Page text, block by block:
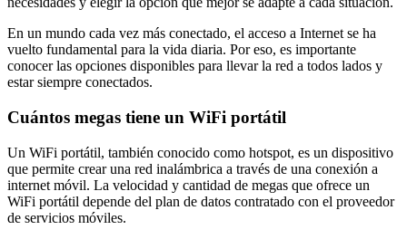
En un mundo cada vez más conectado, el acceso a Internet se ha
vuelto fundamental para la vida diaria. Por eso, es importante
conocer las opciones disponibles para llevar la red a todos lados y
estar siempre conectados.
Cuántos megas tiene un WiFi portátil
Un WiFi portátil, también conocido como hotspot, es un dispositivo
que permite crear una red inalámbrica a través de una conexión a
internet móvil. La velocidad y cantidad de megas que ofrece un
WiFi portátil depende del plan de datos contratado con el proveedor
de servicios móviles.